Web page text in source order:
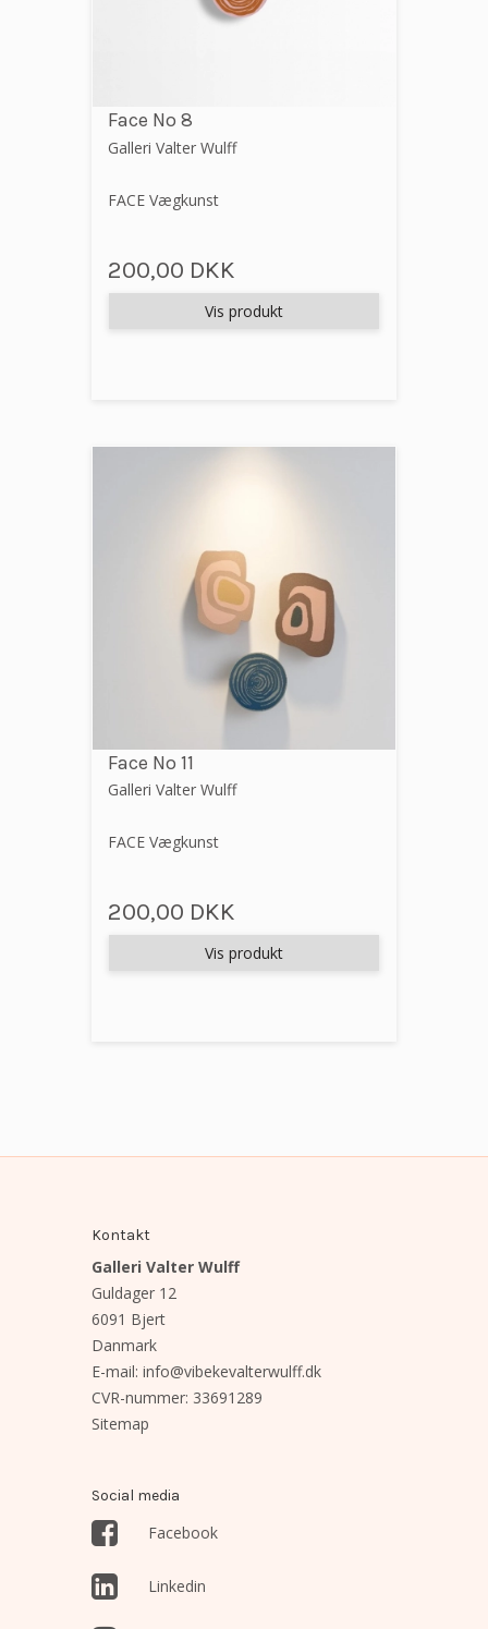
Face No 8
Galleri Valter Wulff
FACE Vægkunst
200,00 DKK
Vis produkt
Face No 11
Galleri Valter Wulff
FACE Vægkunst
200,00 DKK
Vis produkt
Kontakt
Galleri Valter Wulff
Guldager 12
6091 Bjert
Danmark
E-mail: info@vibekevalterwulff.dk
CVR-nummer: 33691289
Sitemap
Social media
Facebook
Linkedin